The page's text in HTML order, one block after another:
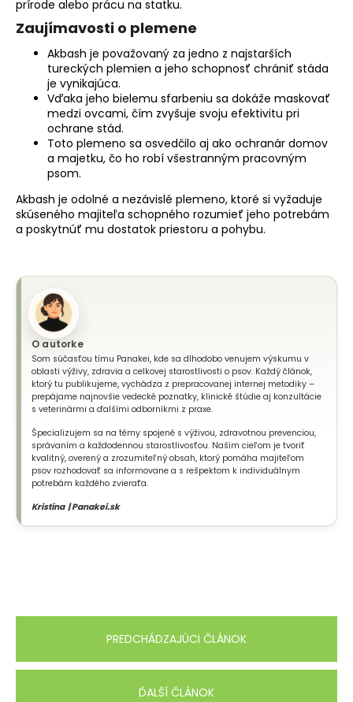
prírode alebo prácu na statku.
Zaujímavosti o plemene
Akbash je považovaný za jedno z najstarších
tureckých plemien a jeho schopnosť chrániť stáda
je vynikajúca.
Vďaka jeho bielemu sfarbeniu sa dokáže maskovať
medzi ovcami, čím zvyšuje svoju efektivitu pri
ochrane stád.
Toto plemeno sa osvedčilo aj ako ochranár domov
a majetku, čo ho robí všestranným pracovným
psom.
Akbash je odolné a nezávislé plemeno, ktoré si vyžaduje
skúseného majiteľa schopného rozumieť jeho potrebám
a poskytnúť mu dostatok priestoru a pohybu.
O autorke
Som súčasťou tímu Panakei, kde sa dlhodobo venujem výskumu v
oblasti výživy, zdravia a celkovej starostlivosti o psov. Každý článok,
ktorý tu publikujeme, vychádza z prepracovanej internej metodiky –
prepájame najnovšie vedecké poznatky, klinické štúdie aj konzultácie
s veterinármi a ďalšími odborníkmi z praxe.
Špecializujem sa na témy spojené s výživou, zdravotnou prevenciou,
správaním a každodennou starostlivosťou. Naším cieľom je tvoriť
kvalitný, overený a zrozumiteľný obsah, ktorý pomáha majiteľom
psov rozhodovať sa informovane a s rešpektom k individuálnym
potrebám každého zvieraťa.
Kristína | Panakei.sk
PREDCHÁDZAJÚCI ČLÁNOK
ĎALŠÍ ČLÁNOK